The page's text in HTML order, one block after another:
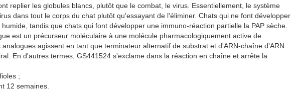
replier les globules blancs, plutôt que le combat, le virus. Essentiellement, le système
dans tout le corps du chat plutôt qu'essayant de l'éliminer. Chats qui ne font développer
tandis que chats qui font développer une immuno-réaction partielle la PAP sèche.
est un précurseur moléculaire à une molécule pharmacologiquement active de
agissent en tant que terminateur alternatif de substrat et d'ARN-chaîne d'ARN
En d'autres termes, GS441524 s'exclame dans la réaction en chaîne et arrête la
;
12 semaines.